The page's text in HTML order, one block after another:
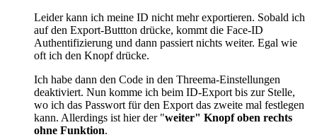
Leider kann ich meine ID nicht mehr exportieren. Sobald ich
auf den Export-Buttton drücke, kommt die Face-ID
Authentifizierung und dann passiert nichts weiter. Egal wie
oft ich den Knopf drücke.
Ich habe dann den Code in den Threema-Einstellungen
deaktiviert. Nun komme ich beim ID-Export bis zur Stelle,
wo ich das Passwort für den Export das zweite mal festlegen
kann. Allerdings ist hier der "weiter" Knopf oben rechts
ohne Funktion.